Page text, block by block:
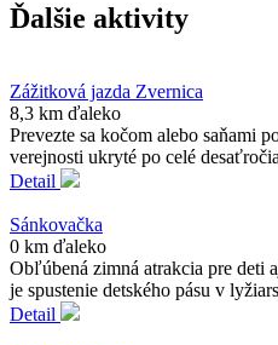
Ďalšie aktivity
Zážitková jazda Zvernica
8,3 km ďaleko
Prevezte sa kočom alebo saňami
verejnosti ukryté po celé
Detail
Sánkovačka
0 km ďaleko
Obľúbená zimná atrakcia pre deti
je spustenie detského pásu v
Detail